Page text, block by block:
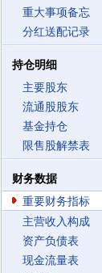
重大事项备忘
分红送配记录
持仓明细
主要股东
流通股股东
基金持仓
限售股解禁表
财务数据
重要财务指标
主营收入构成
资产负债表
现金流量表